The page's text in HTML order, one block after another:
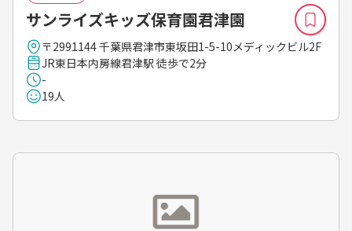
サンライズキッズ保育園君津園
〒2991144 千葉県君津市東坂田1-5-10メディックビル2F
JR東日本内房線君津駅 徒歩で2分
-
19人